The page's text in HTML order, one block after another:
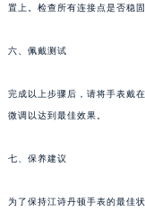
置上。检查所有连接点是否稳固
六、佩戴测试
完成以上步骤后，请将手表戴
微调以达到最佳效果。
七、保养建议
为了保持江诗丹顿手表的最佳